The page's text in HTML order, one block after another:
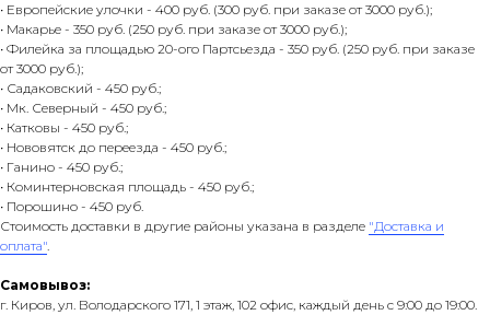
• Европейские улочки - 400 руб. (300 руб. при заказе от 3000 руб.);
• Макарье - 350 руб. (250 руб. при заказе от 3000 руб.);
• Филейка за площадью 20-ого Партсьезда - 350 руб. (250 руб. при заказе
от 3000 руб.);
• Садаковский - 450 руб.;
• Мк. Северный - 450 руб.;
• Катковы - 450 руб.;
• Нововятск до переезда - 450 руб.;
• Ганино - 450 руб.;
• Коминтерновская площадь - 450 руб.;
• Порошино - 450 руб.
Стоимость доставки в другие районы указана в разделе "Доставка и
оплата".
Самовывоз:
г. Киров, ул. Володарского 171, 1 этаж, 102 офис, каждый день с 9:00 до 19:00.